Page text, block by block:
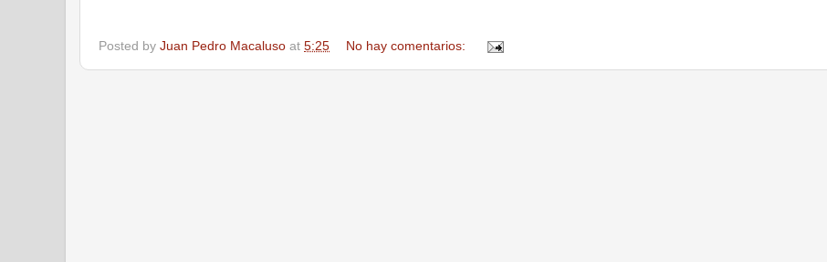
Posted by Juan Pedro Macaluso at 5:25 No hay comentarios: